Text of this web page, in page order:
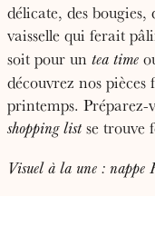
délicate, des bougies,
vaisselle qui ferait
soit pour un tea time
découvrez nos
printemps.
shopping list se trouve
Visuel à la une : nappe